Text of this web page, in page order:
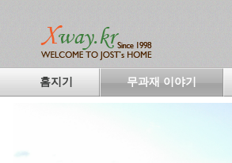
홈지기 무과재 이야기